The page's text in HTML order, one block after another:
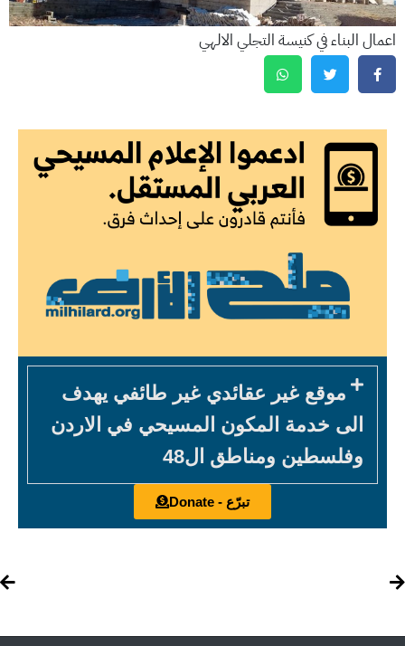
اعمال البناء في كنيسة التجلي الالهي
موقع غير عقائدي غير طائفي يهدف
الى خدمة المكون المسيحي في الاردن
وفلسطين ومناطق ال48
تبرّع - Donate